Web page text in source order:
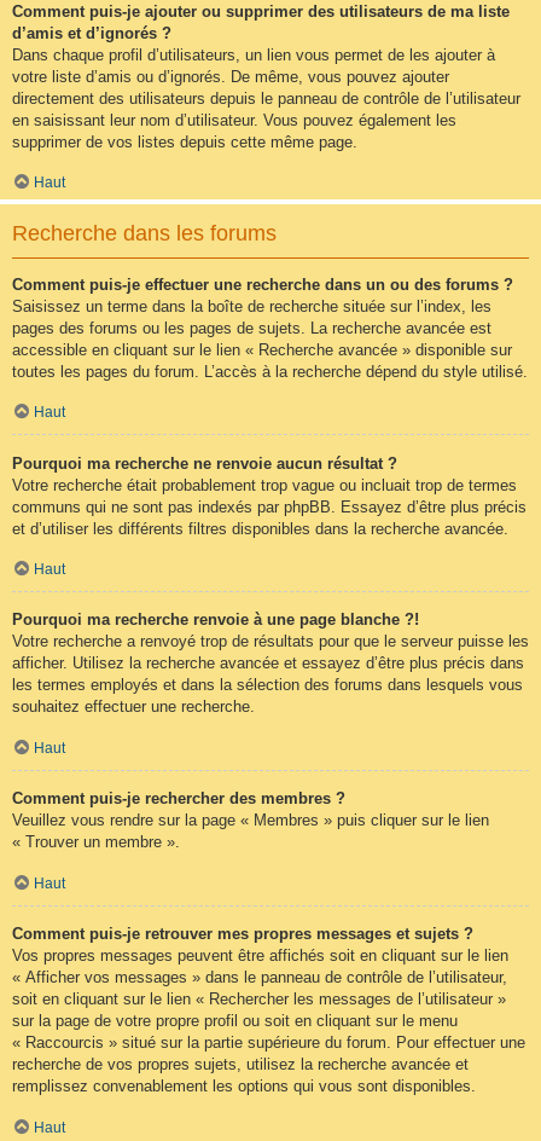
Comment puis-je ajouter ou supprimer des utilisateurs de ma liste
d’amis et d’ignorés ?
Dans chaque profil d’utilisateurs, un lien vous permet de les ajouter à
votre liste d’amis ou d’ignorés. De même, vous pouvez ajouter
directement des utilisateurs depuis le panneau de contrôle de l’utilisateur
en saisissant leur nom d’utilisateur. Vous pouvez également les
supprimer de vos listes depuis cette même page.
Haut
Recherche dans les forums
Comment puis-je effectuer une recherche dans un ou des forums ?
Saisissez un terme dans la boîte de recherche située sur l’index, les
pages des forums ou les pages de sujets. La recherche avancée est
accessible en cliquant sur le lien « Recherche avancée » disponible sur
toutes les pages du forum. L’accès à la recherche dépend du style utilisé.
Haut
Pourquoi ma recherche ne renvoie aucun résultat ?
Votre recherche était probablement trop vague ou incluait trop de termes
communs qui ne sont pas indexés par phpBB. Essayez d’être plus précis
et d’utiliser les différents filtres disponibles dans la recherche avancée.
Haut
Pourquoi ma recherche renvoie à une page blanche ?!
Votre recherche a renvoyé trop de résultats pour que le serveur puisse les
afficher. Utilisez la recherche avancée et essayez d’être plus précis dans
les termes employés et dans la sélection des forums dans lesquels vous
souhaitez effectuer une recherche.
Haut
Comment puis-je rechercher des membres ?
Veuillez vous rendre sur la page « Membres » puis cliquer sur le lien
« Trouver un membre ».
Haut
Comment puis-je retrouver mes propres messages et sujets ?
Vos propres messages peuvent être affichés soit en cliquant sur le lien
« Afficher vos messages » dans le panneau de contrôle de l’utilisateur,
soit en cliquant sur le lien « Rechercher les messages de l’utilisateur »
sur la page de votre propre profil ou soit en cliquant sur le menu
« Raccourcis » situé sur la partie supérieure du forum. Pour effectuer une
recherche de vos propres sujets, utilisez la recherche avancée et
remplissez convenablement les options qui vous sont disponibles.
Haut